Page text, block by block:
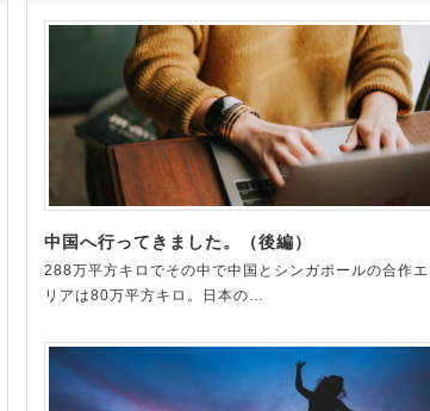
中国へ行ってきました。（後編）
288万平方キロでその中で中国とシンガポールの合作エ
リアは80万平方キロ。日本の…